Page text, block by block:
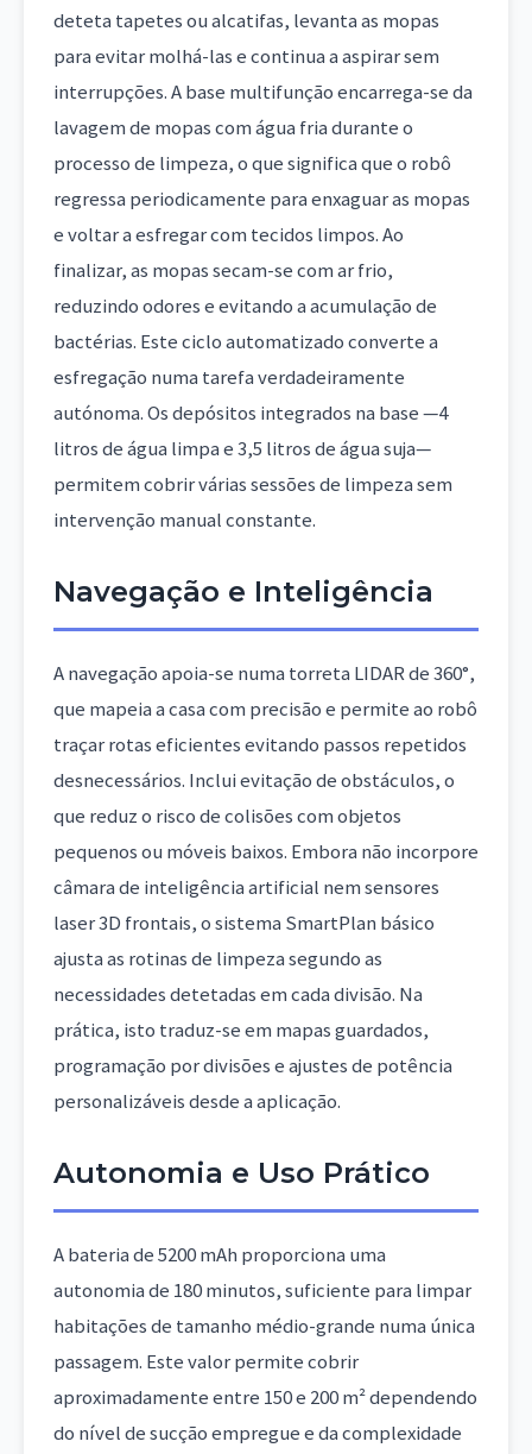
deteta tapetes ou alcatifas, levanta as mopas
para evitar molhá-las e continua a aspirar sem
interrupções. A base multifunção encarrega-se da
lavagem de mopas com água fria durante o
processo de limpeza, o que significa que o robô
regressa periodicamente para enxaguar as mopas
e voltar a esfregar com tecidos limpos. Ao
finalizar, as mopas secam-se com ar frio,
reduzindo odores e evitando a acumulação de
bactérias. Este ciclo automatizado converte a
esfregação numa tarefa verdadeiramente
autónoma. Os depósitos integrados na base —4
litros de água limpa e 3,5 litros de água suja—
permitem cobrir várias sessões de limpeza sem
intervenção manual constante.
Navegação e Inteligência
A navegação apoia-se numa torreta LIDAR de 360°,
que mapeia a casa com precisão e permite ao robô
traçar rotas eficientes evitando passos repetidos
desnecessários. Inclui evitação de obstáculos, o
que reduz o risco de colisões com objetos
pequenos ou móveis baixos. Embora não incorpore
câmara de inteligência artificial nem sensores
laser 3D frontais, o sistema SmartPlan básico
ajusta as rotinas de limpeza segundo as
necessidades detetadas em cada divisão. Na
prática, isto traduz-se em mapas guardados,
programação por divisões e ajustes de potência
personalizáveis desde a aplicação.
Autonomia e Uso Prático
A bateria de 5200 mAh proporciona uma
autonomia de 180 minutos, suficiente para limpar
habitações de tamanho médio-grande numa única
passagem. Este valor permite cobrir
aproximadamente entre 150 e 200 m² dependendo
do nível de sucção empregue e da complexidade